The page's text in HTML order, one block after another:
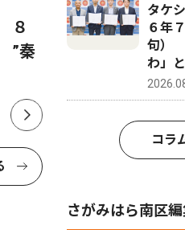
８
”秦
少年軟式野球
習の取り組み
南書、監修・撮
タケ
６年
句）
わ」
コラ
さがみはら南区